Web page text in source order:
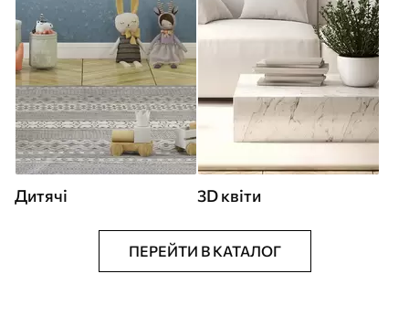
Дитячі 3D квіти
ПЕРЕЙТИ В КАТАЛОГ